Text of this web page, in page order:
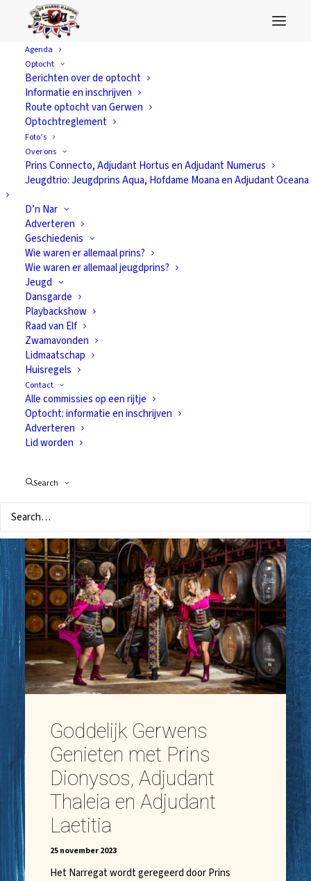
Agenda
Optocht
Berichten over de optocht
Informatie en inschrijven
Route optocht van Gerwen
Optochtreglement
Foto’s
Over ons
Prins Connecto, Adjudant Hortus en Adjudant Numerus
Jeugdtrio: Jeugdprins Aqua, Hofdame Moana en Adjudant Oceana
D’n Nar
Adverteren
Geschiedenis
Wie waren er allemaal prins?
Wie waren er allemaal jeugdprins?
Jeugd
Dansgarde
Playbackshow
Raad van Elf
Zwamavonden
Lidmaatschap
Huisregels
Contact
Alle commissies op een rijtje
Optocht: informatie en inschrijven
Adverteren
Lid worden
Search
Adjudant Laetitia
Goddelijk Gerwens
Genoten!
27 februari 2024
Prins Dionysos, Adjudant Thaleia en Adjudant
Laetitia blikken terug op een vet, dik geslaagd
Goddelijk Gerwens
Genieten met Prins
Dionysos, Adjudant
Thaleia en Adjudant
Laetitia
25 november 2023
Het Narregat wordt geregeerd door Prins